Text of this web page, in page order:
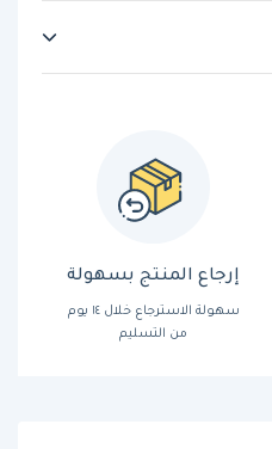
إرجاع المنتج بسهولة
سهولة الاسترجاع خلال ١٤ يوم
من التسليم